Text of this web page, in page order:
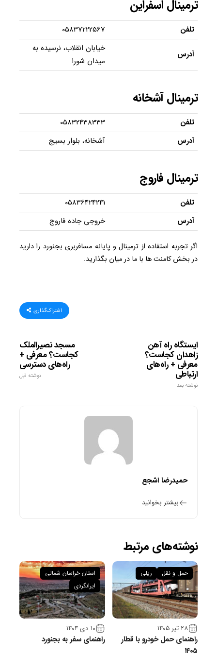
ترمینال اسفراین
تلفن 05837222567
آدرس
خیابان انقلاب، نرسیده به
میدان شورا
ترمینال آشخانه
تلفن
05832438333
آدرس
آشخانه، بلوار بسیج
ترمینال فاروج
تلفن
05836424241
آدرس
خروجی جاده فاروج
اگر تجربه استفاده از ترمینال و پایانه مسافربری بجنورد را دارید
در بخش کامنت ها با ما در میان بگذارید.
اشتراک‌گذاری
مسجد نصیرالملک
کجاست؟ معرفی +
راه‌های دسترسی
نوشته قبل
ایستگاه راه آهن
زاهدان کجاست؟
معرفی + راه‌های
ارتباطی
نوشته بعد
حمیدرضا اشجع
بیشتر بخوانید
نوشته‌های مرتبط
۲۸ تیر ۱۴۰۵
راهنمای حمل خودرو با قطار
۱۴۰۵
حمل و نقل ریلی
۱۰ دی ۱۴۰۴
راهنمای سفر به بجنورد
استان خراسان شمالی
ایرانگردی